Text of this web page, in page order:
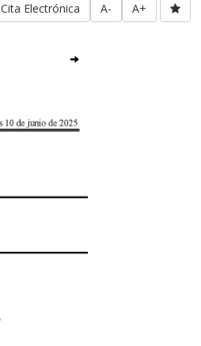
A+
A-
Cita Electrónica